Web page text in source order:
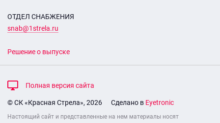
ОТДЕЛ СНАБЖЕНИЯ
snab@1strela.ru
Решение о выпуске
Полная версия сайта
© СК «Красная Стрела», 2026 Сделано в Eyetronic
Настоящий сайт и представленные на нем материалы носят